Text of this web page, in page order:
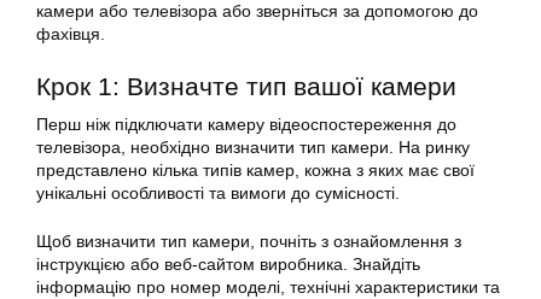
камери або телевізора або зверніться за допомогою до
фахівця.
Крок 1: Визначте тип вашої камери
Перш ніж підключати камеру відеоспостереження до
телевізора, необхідно визначити тип камери. На ринку
представлено кілька типів камер, кожна з яких має свої
унікальні особливості та вимоги до сумісності.
Щоб визначити тип камери, почніть з ознайомлення з
інструкцією або веб-сайтом виробника. Знайдіть
інформацію про номер моделі, технічні характеристики та